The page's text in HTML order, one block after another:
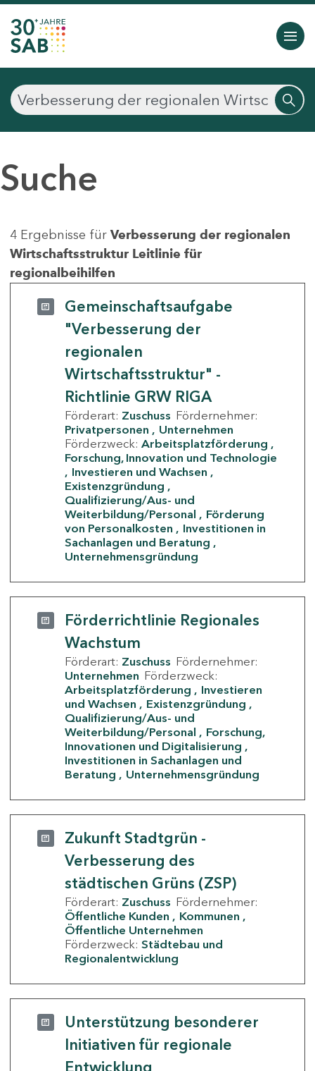
Suche
4 Ergebnisse für Verbesserung der regionalen
Wirtschaftsstruktur Leitlinie für
regionalbeihilfen
Gemeinschaftsaufgabe
"Verbesserung der
regionalen
Wirtschaftsstruktur" -
Richtlinie GRW RIGA
Förderart: Zuschuss Fördernehmer:
Privatpersonen
Unternehmen
Förderzweck: Arbeitsplatzförderung
Forschung, Innovation und Technologie
Investieren und Wachsen
Existenzgründung
Qualifizierung/Aus- und
Weiterbildung/Personal
Förderung
von Personalkosten
Investitionen in
Sachanlagen und Beratung
Unternehmensgründung
Förderrichtlinie Regionales
Wachstum
Förderart: Zuschuss Fördernehmer:
Unternehmen Förderzweck:
Arbeitsplatzförderung
Investieren
und Wachsen
Existenzgründung
Qualifizierung/Aus- und
Weiterbildung/Personal
Forschung,
Innovationen und Digitalisierung
Investitionen in Sachanlagen und
Beratung
Unternehmensgründung
Zukunft Stadtgrün -
Verbesserung des
städtischen Grüns (ZSP)
Förderart: Zuschuss Fördernehmer:
Öffentliche Kunden
Kommunen
Öffentliche Unternehmen
Förderzweck: Städtebau und
Regionalentwicklung
Unterstützung besonderer
Initiativen für regionale